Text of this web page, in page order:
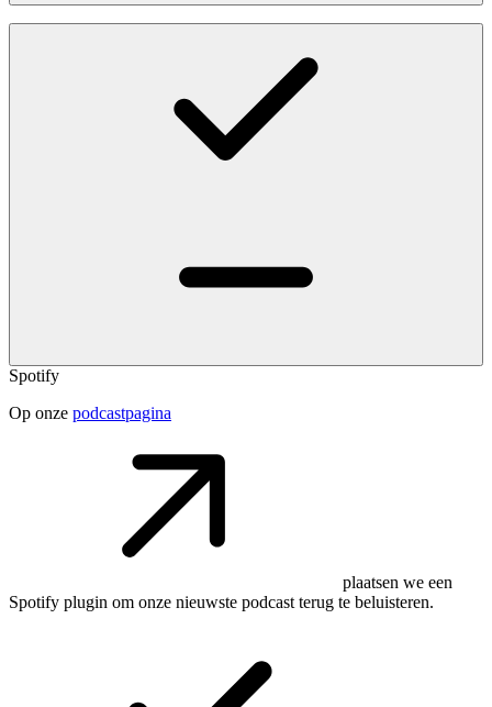
Spotify
Op onze podcastpagina
plaatsen we een
Spotify plugin om onze nieuwste podcast terug te beluisteren.